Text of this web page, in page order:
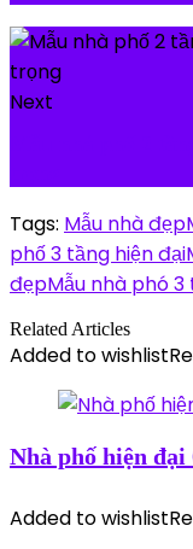
Next
Tags: Mẫu nhà đẹp
phố 3 tầng hiện đại
đẹpMẫu nhà phó
Related Articles
Added to wishlist
Nhà phố hiện đại
Added to wishlist